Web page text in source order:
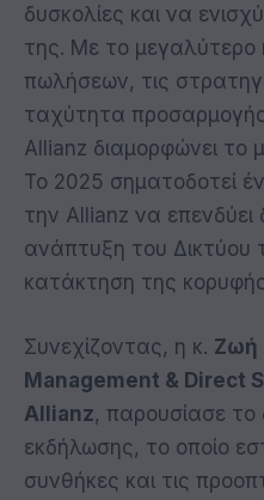
δυσκολίες και να
της. Με το μεγαλύτερο
πωλήσεων, τις
ταχύτητα
Allianz διαμορφώνει το
Το 2025 σηματοδοτεί
την Allianz να επενδύει
ανάπτυξη του Δικτύου
κατάκτηση της
Συνεχίζοντας, η κ. Ζωή
Management & Direct
Allianz, παρουσίασε το
εκδήλωσης, το οποίο
συνθήκες και τις